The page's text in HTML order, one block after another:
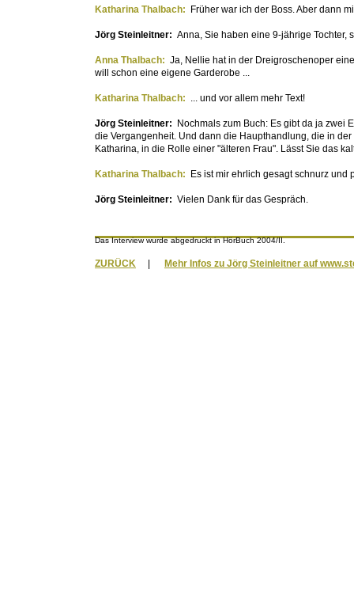
Katharina Thalbach: Früher war ich der Boss. Aber dann
Jörg Steinleitner: Anna, Sie haben eine 9-jährige Tochter,
Anna Thalbach: Ja, Nellie hat in der Dreigroschenoper
will schon eine eigene Garderobe ...
Katharina Thalbach: ... und vor allem mehr Text!
Jörg Steinleitner:
Nochmals zum Buch: Es gibt da ja zwei
die Vergangenheit. Und dann die Haupthandlung, die in
Katharina, in die Rolle einer "älteren Frau". Lässt Sie das
Katharina Thalbach: Es ist mir ehrlich gesagt schnurz und
Jörg Steinleitner: Vielen Dank für das Gespräch.
Das Interview wurde abgedruckt in HörBuch 2004/II.
ZURÜCK Mehr Infos zu Jörg Steinleitner auf